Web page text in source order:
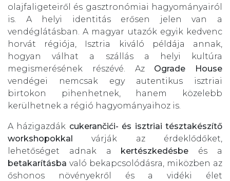
olajfaligeteiről és gasztronómiai hagyományairól
is. A helyi identitás erősen jelen van a
vendéglátásban. A magyar utazók egyik kedvenc
horvát régiója, Isztria kiváló példája annak,
hogyan válhat a szállás a helyi kultúra
megismerésének részévé. Az Ograde House
vendégei nemcsak egy autentikus isztriai
birtokon pihenhetnek, hanem közelebb
kerülhetnek a régió hagyományaihoz is.
A házigazdák cukerančići- és isztriai tésztakészítő
workshopokkal várják az érdeklődőket,
lehetőséget adnak a kertészkedésbe és a
betakarításba való bekapcsolódásra, miközben az
őshonos növényekről és a vidéki élet